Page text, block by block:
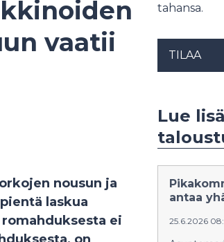
vaatii
nousun ja
laskua
ei
tahansa.
TILAA
Lue
antaa
25.6.2026